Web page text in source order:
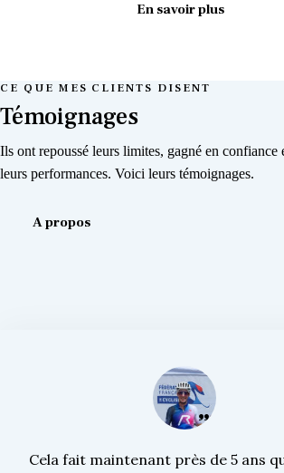
En savoir plus
CE QUE MES CLIENTS DISENT
Témoignages
Ils ont repoussé leurs limites, gagné en confiance
leurs performances. Voici leurs témoignages.
A propos
Cela fait maintenant près de 5 ans